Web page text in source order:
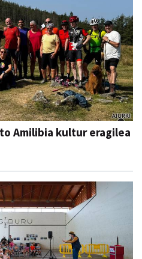
Amilibia kultur eragilea